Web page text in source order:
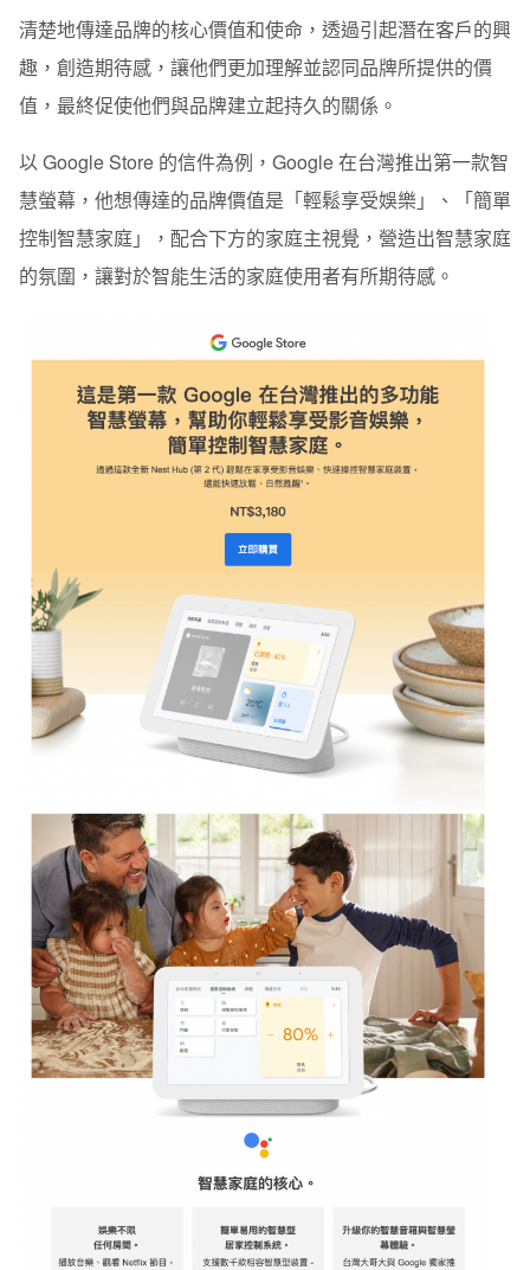
清楚地傳達品牌的核心價值和使命，透過引起潛在客戶的興
趣，創造期待感，讓他們更加理解並認同品牌所提供的價
值，最終促使他們與品牌建立起持久的關係。
以 Google Store 的信件為例，Google 在台灣推出第一款智
慧螢幕，他想傳達的品牌價值是「輕鬆享受娛樂」、「簡單
控制智慧家庭」，配合下方的家庭主視覺，營造出智慧家庭
的氛圍，讓對於智能生活的家庭使用者有所期待感。